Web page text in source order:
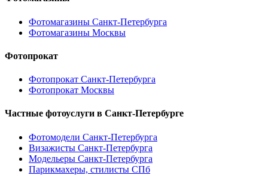
Фотомагазины Санкт-Петербурга
Фотомагазины Москвы
Фотопрокат
Фотопрокат Санкт-Петербурга
Фотопрокат Москвы
Частные фотоуслуги в Санкт-Петербурге
Фотомодели Санкт-Петербурга
Визажисты Санкт-Петербурга
Модельеры Санкт-Петербурга
Парикмахеры, стилисты СПб